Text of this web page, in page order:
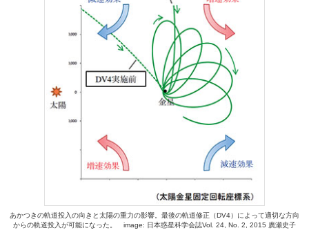
あかつきの軌道投入の向きと太陽の重力の影響。最後の軌道修正（DV4）によって適切な方向
からの軌道投入が可能になった。 image: 日本惑星科学会誌Vol. 24, No. 2, 2015 廣瀬史子